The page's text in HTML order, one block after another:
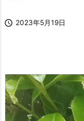
 2023年5月19日